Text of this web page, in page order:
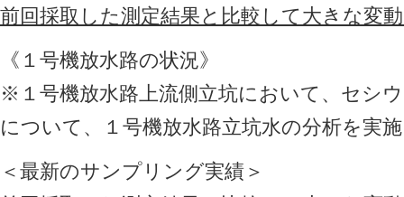
前回採取した測定結果と比較して大きな変
《１号機放水路の状況》
※１号機放水路上流側立坑において、セシ
について、１号機放水路立坑水の分析を実
＜最新のサンプリング実績＞